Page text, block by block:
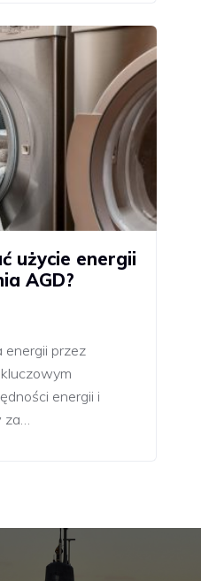
użycie energii
AGD?
energii przez
energii i